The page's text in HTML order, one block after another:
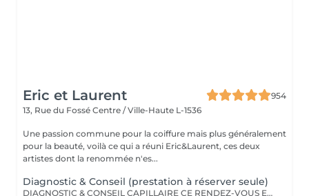
Eric et Laurent
954
13, Rue du Fossé Centre / Ville-Haute L-1536
Une passion commune pour la coiffure mais plus généralement
pour la beauté, voilà ce qui a réuni Eric&Laurent, ces deux
artistes dont la renommée n'es...
Diagnostic & Conseil (prestation à réserver seule)
DIAGNOSTIC & CONSEIL CAPILLAIRE CE RENDEZ-VOUS EST EXCLUSIVEMENT RÉSERVÉ À UNE PREMIÈRE RENCONTRE AVEC NOTRE EXPERT CAPILLAIRE AFIN DE RÉALISER UN DIAGNOSTIC PERSONNALISÉ DE VOS CHEVEUX ET DE VOTRE CUIR CHEVELU. CETTE CONSULTATION DOIT ÊTRE RÉSERVÉE SEULE ET NE PEUT ÊTRE ASSOCIÉE À AUCUNE AUTRE PRESTATION OU RÉSERVATION. À L'ISSUE DE CET ÉCHANGE, UN ACCOMPAGNEMENT ET DES RECOMMANDATIONS ADAPTÉS À VOS BESOINS POURRONT VOUS ÊTRE PROPOSÉS. Diagnostic & Conseil Capillaire Prenez un moment privilégié pour échanger autour de vos cheveux, de vos envies et de vos habitudes. Lors de ce rendez-vous, nous réalisons un diagnostic personnalisé du cuir chevelu et de la fibre capillaire, nous vous orientons vers les coupes, couleurs et traitements les plus adaptés à votre image, à votre routine et à la beauté naturelle de vos cheveux. Nous vous apportons également des conseils personnalisés sur l'entretien à la maison ainsi que sur les produits les plus adaptés à vos besoins pour prolonger les résultats et préserver la beauté de vos cheveux au quotidien. Ce moment permet aussi de répondre à toutes vos questions et de construire ensemble un résultat entièrement sur mesure.